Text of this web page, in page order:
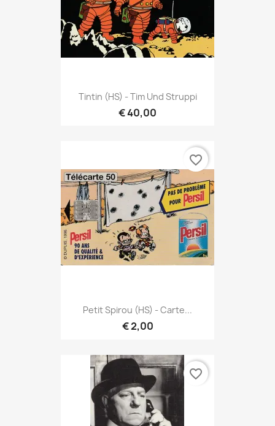
Tintin (HS) - Tim Und Struppi
€ 40,00
Petit Spirou (HS) - Carte...
€ 2,00
favorite_border
favorite_border